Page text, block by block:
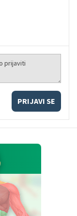
PRIJAVI SE